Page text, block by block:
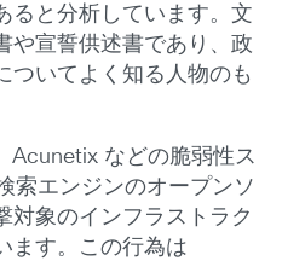
ると分析しています。文
や宣誓供述書であり、政
ついてよく知る人物のも
Acunetix などの脆弱性ス
索エンジンのオープンソ
対象のインフラストラク
ます。この行為は